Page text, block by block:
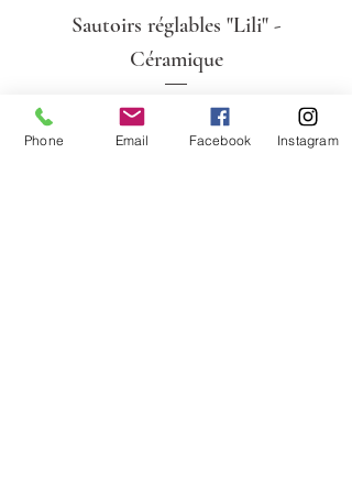
Sautoirs réglables "Lili" -
Céramique
Prix
105,00 €
Phone Email Facebook Instagram